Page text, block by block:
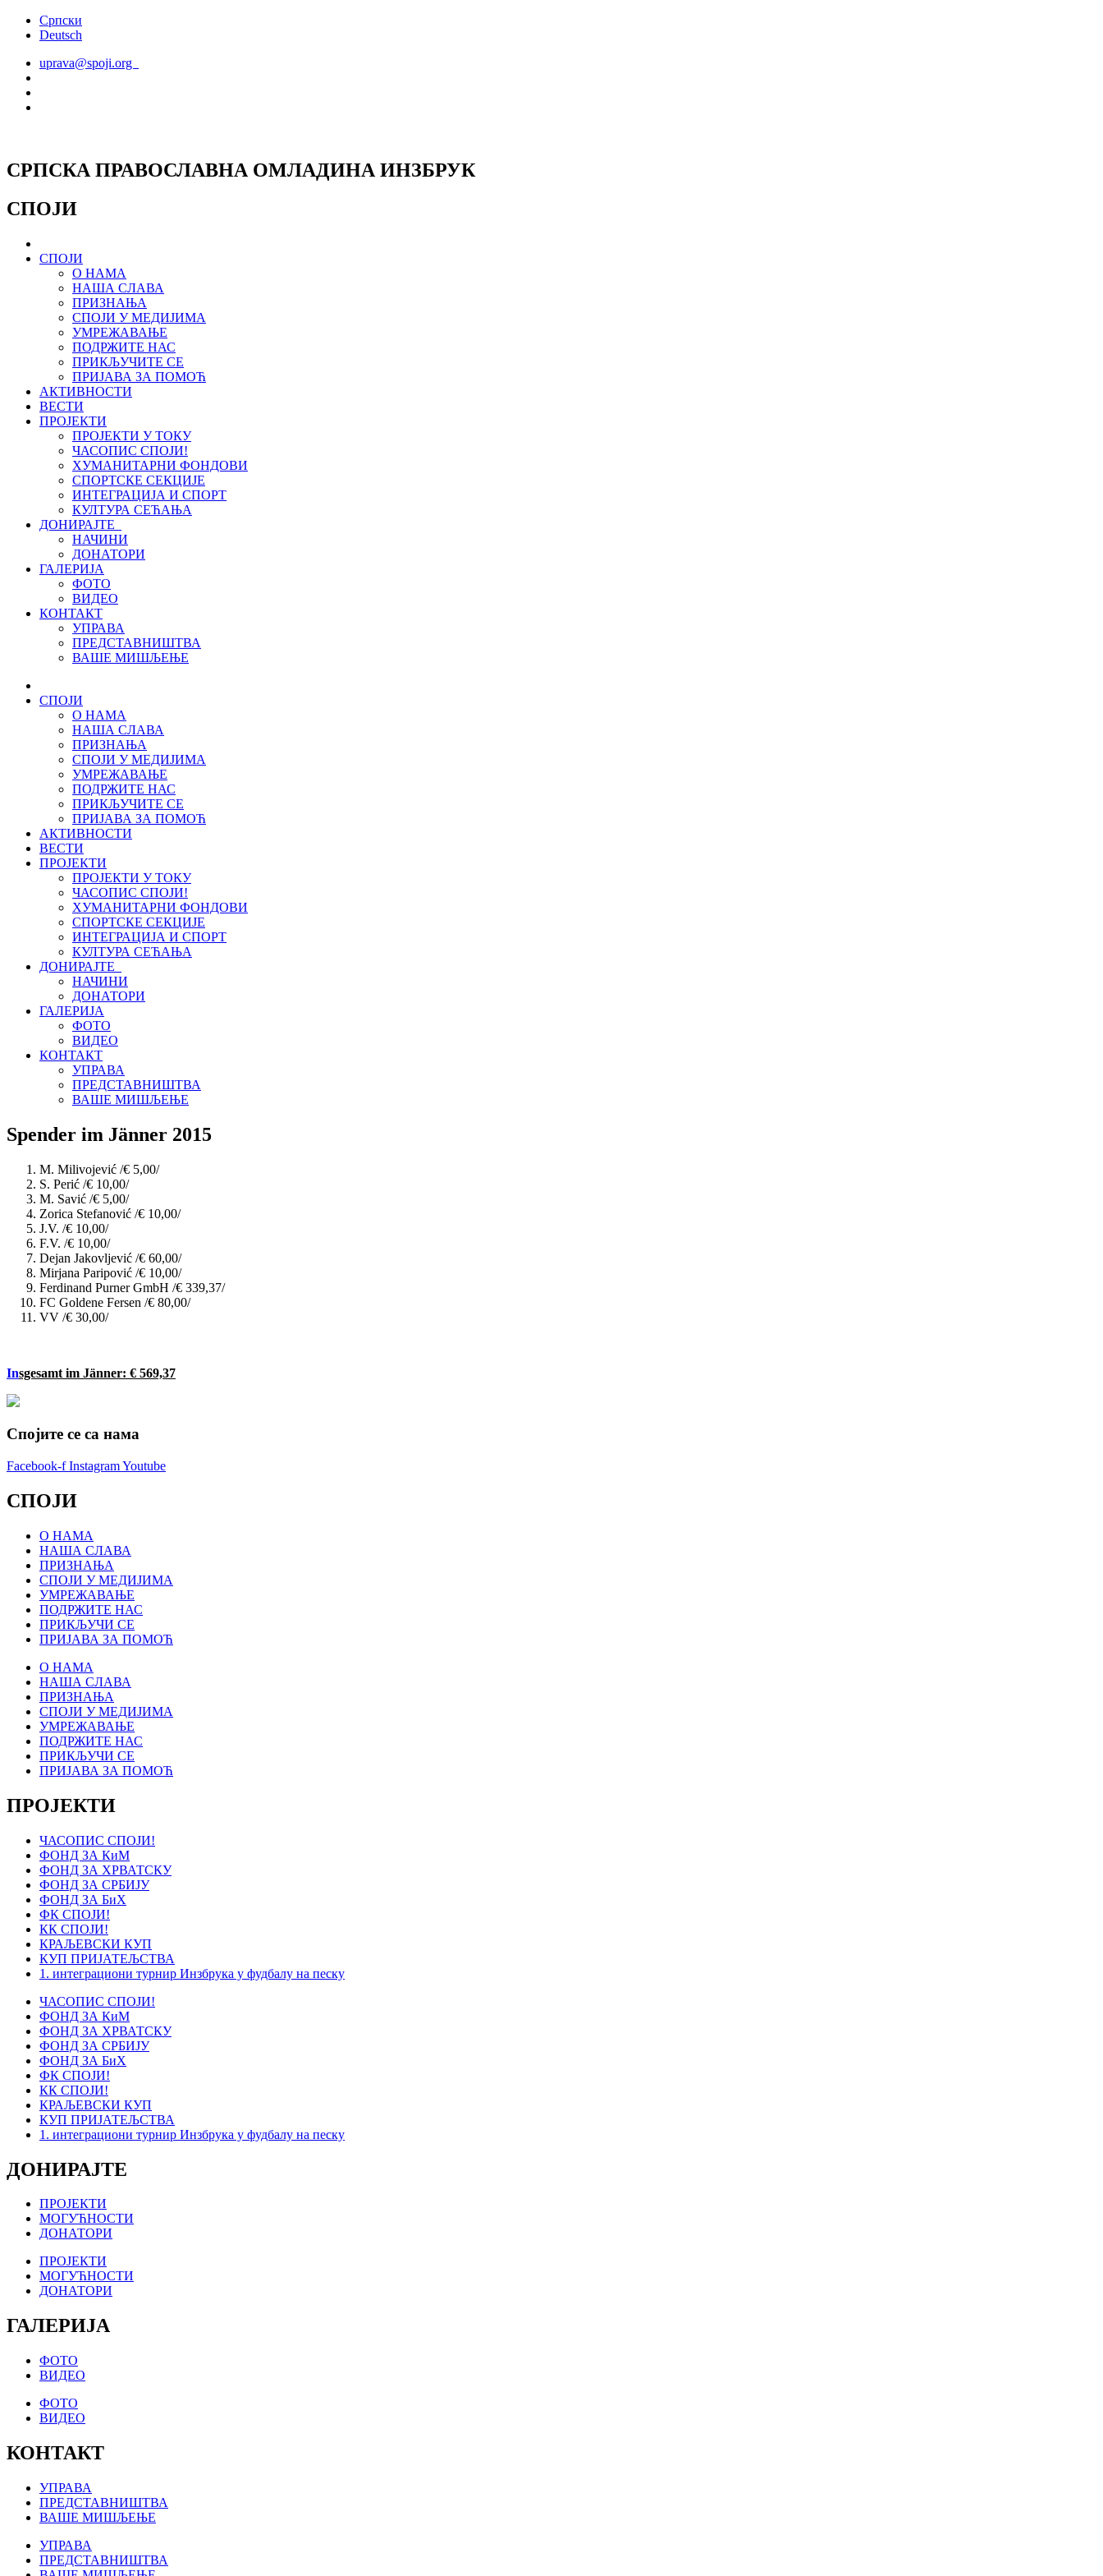
СкочитеСрпски
Deutsch
uprava@spoji.org
СРПСКА ПРАВОСЛАВНА ОМЛАДИНА ИНЗБРУК
СПОЈИ
СПОЈИ
О НАМА
НАША СЛАВА
ПРИЗНАЊА
СПОЈИ У МЕДИЈИМА
УМРЕЖАВАЊЕ
ПОДРЖИТЕ НАС
ПРИКЉУЧИТЕ СЕ
ПРИЈАВА ЗА ПОМОЋ
АКТИВНОСТИ
ВЕСТИ
ПРОЈЕКТИ
ПРОЈЕКТИ У ТОКУ
ЧАСОПИС СПОЈИ!
ХУМАНИТАРНИ ФОНДОВИ
СПОРТСКЕ СЕКЦИЈЕ
ИНТЕГРАЦИЈА И СПОРТ
КУЛТУРА СЕЋАЊА
ДОНИРАЈТЕ
НАЧИНИ
ДОНАТОРИ
ГАЛЕРИЈА
ФОТО
ВИДЕО
КОНТАКТ
УПРАВА
ПРЕДСТАВНИШТВА
ВАШЕ МИШЉЕЊЕ
СПОЈИ
О НАМА
НАША СЛАВА
ПРИЗНАЊА
СПОЈИ У МЕДИЈИМА
УМРЕЖАВАЊЕ
ПОДРЖИТЕ НАС
ПРИКЉУЧИТЕ СЕ
ПРИЈАВА ЗА ПОМОЋ
АКТИВНОСТИ
ВЕСТИ
ПРОЈЕКТИ
ПРОЈЕКТИ У ТОКУ
ЧАСОПИС СПОЈИ!
ХУМАНИТАРНИ ФОНДОВИ
СПОРТСКЕ СЕКЦИЈЕ
ИНТЕГРАЦИЈА И СПОРТ
КУЛТУРА СЕЋАЊА
ДОНИРАЈТЕ
НАЧИНИ
ДОНАТОРИ
ГАЛЕРИЈА
ФОТО
ВИДЕО
КОНТАКТ
УПРАВА
ПРЕДСТАВНИШТВА
ВАШЕ МИШЉЕЊЕ
Spender im Jänner 2015
M. Milivojević /€ 5,00/
S. Perić /€ 10,00/
M. Savić /€ 5,00/
Zorica Stefanović /€ 10,00/
J.V. /€ 10,00/
F.V. /€ 10,00/
Dejan Jakovljević /€ 60,00/
Mirjana Paripović /€ 10,00/
Ferdinand Purner GmbH /€ 339,37/
FC Goldene Fersen /€ 80,00/
VV /€ 30,00/
Insgesamt im Jänner: € 569,37
Спојите се са нама
Facebook-f InstagramYoutube
СПОЈИ
О НАМА
НАША СЛАВА
ПРИЗНАЊА
СПОЈИ У МЕДИЈИМА
УМРЕЖАВАЊЕ
ПОДРЖИТЕ НАС
ПРИКЉУЧИ СЕ
ПРИЈАВА ЗА ПОМОЋ
О НАМА
НАША СЛАВА
ПРИЗНАЊА
СПОЈИ У МЕДИЈИМА
УМРЕЖАВАЊЕ
ПОДРЖИТЕ НАС
ПРИКЉУЧИ СЕ
ПРИЈАВА ЗА ПОМОЋ
ПРОЈЕКТИ
ЧАСОПИС СПОЈИ!
ФОНД ЗА КиМ
ФОНД ЗА ХРВАТСКУ
ФОНД ЗА СРБИЈУ
ФОНД ЗА БиХ
ФК СПОЈИ!
КК СПОЈИ!
КРАЉЕВСКИ КУП
КУП ПРИЈАТЕЉСТВА
1. интеграциони турнир Инзбрука у фудбалу на песку
ЧАСОПИС СПОЈИ!
ФОНД ЗА КиМ
ФОНД ЗА ХРВАТСКУ
ФОНД ЗА СРБИЈУ
ФОНД ЗА БиХ
ФК СПОЈИ!
КК СПОЈИ!
КРАЉЕВСКИ КУП
КУП ПРИЈАТЕЉСТВА
1. интеграциони турнир Инзбрука у фудбалу на песку
ДОНИРАЈТЕ
ПРОЈЕКТИ
МОГУЋНОСТИ
ДОНАТОРИ
ПРОЈЕКТИ
МОГУЋНОСТИ
ДОНАТОРИ
ГАЛЕРИЈА
ФОТО
ВИДЕО
ФОТО
ВИДЕО
КОНТАКТ
УПРАВА
ПРЕДСТАВНИШТВА
ВАШЕ МИШЉЕЊЕ
УПРАВА
ПРЕДСТАВНИШТВА